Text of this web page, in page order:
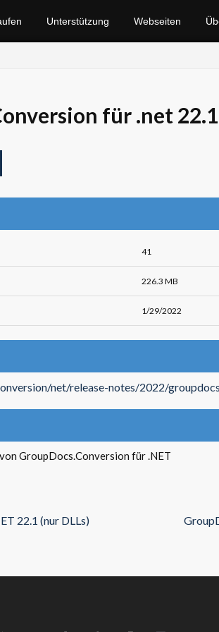
Unterstützung Webseiten
für .net 22.1
41
226.3 MB
1/29/2022
net/release-notes/2022/
GroupDocs.Conversion für .NET
22.1 (nur DLLs)